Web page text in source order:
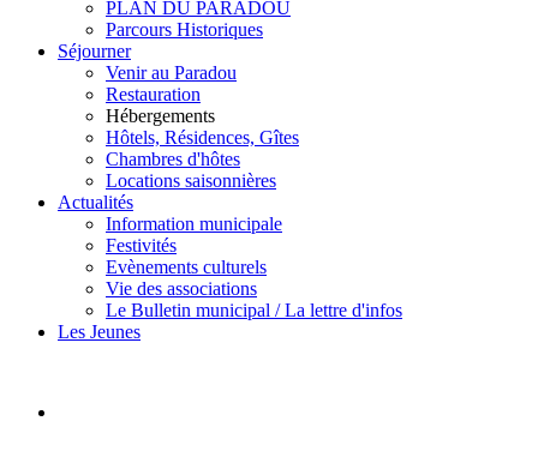
PLAN DU PARADOU
Parcours Historiques
Séjourner
Venir au Paradou
Restauration
Hébergements
Hôtels, Résidences, Gîtes
Chambres d'hôtes
Locations saisonnières
Actualités
Information municipale
Festivités
Evènements culturels
Vie des associations
Le Bulletin municipal / La lettre d'infos
Les Jeunes